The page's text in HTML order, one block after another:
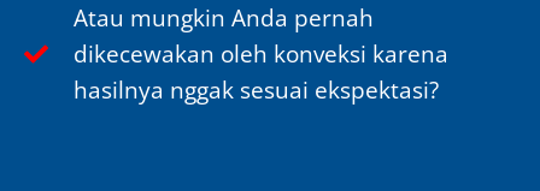
Atau mungkin Anda pernah
dikecewakan oleh konveksi karena
hasilnya nggak sesuai ekspektasi?